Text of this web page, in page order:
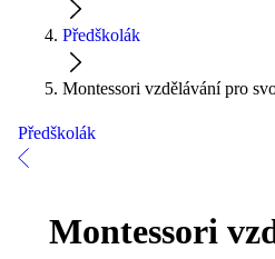
Předškolák
Montessori vzdělávání pro
Předškolák
Montessori